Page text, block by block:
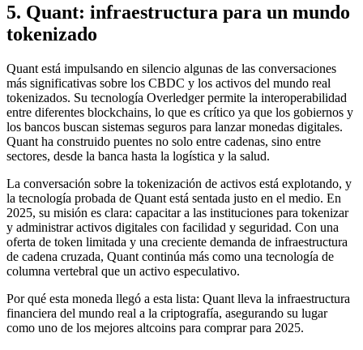
5. Quant: infraestructura para un mundo
tokenizado
Quant está impulsando en silencio algunas de las conversaciones
más significativas sobre los CBDC y los activos del mundo real
tokenizados. Su tecnología Overledger permite la interoperabilidad
entre diferentes blockchains, lo que es crítico ya que los gobiernos y
los bancos buscan sistemas seguros para lanzar monedas digitales.
Quant ha construido puentes no solo entre cadenas, sino entre
sectores, desde la banca hasta la logística y la salud.
La conversación sobre la tokenización de activos está explotando, y
la tecnología probada de Quant está sentada justo en el medio. En
2025, su misión es clara: capacitar a las instituciones para tokenizar
y administrar activos digitales con facilidad y seguridad. Con una
oferta de token limitada y una creciente demanda de infraestructura
de cadena cruzada, Quant continúa más como una tecnología de
columna vertebral que un activo especulativo.
Por qué esta moneda llegó a esta lista: Quant lleva la infraestructura
financiera del mundo real a la criptografía, asegurando su lugar
como uno de los mejores altcoins para comprar para 2025.